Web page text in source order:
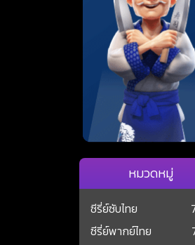
หมวดหมู่
ซีรี่ย์ซับไทย
ซีรี่ย์พากย์ไทย